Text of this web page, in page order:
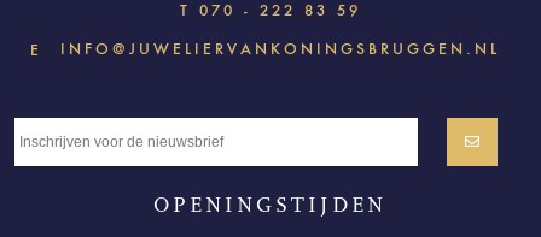
T 070 - 222 83 59
E INFO@JUWELIERVANKONINGSBRUGGEN.NL
OPENINGSTIJDEN